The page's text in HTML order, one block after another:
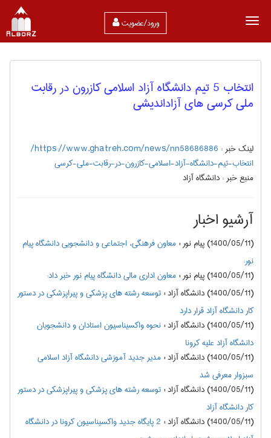
ورود/عضویت
انتخاب 5 تیم دانشگاه آزاد اسلامی کازرون در رقابت
ملی کرسی های آزاداندیشی
لینک خبر :
https://www.ghatreh.com/news/nn58686886/
انتخاب-تیم-دانشگاه-آزاد-اسلامی-کازرون-در-رقابت-ملی-کرسی
منبع خبر :دانشگاه آزاد
آرشیو اخبار
(1400/05/11) پیام نور :معاون فرهنگی، اجتماعی و دانشجویی دانشگاه پیام
نور:
(1400/05/11) پیام نور
:معاون اداری مالی دانشگاه پیام نور خبر داد:
(1400/05/11) دانشگاه آزاد
:توسعه رشته های پزشکی و پیراپزشکی در دستور
کار دانشگاه آزاد قرار دارد
(1400/05/11) دانشگاه آزاد
:نحوه واکسیناسیون استادان و دانشجویان
دانشگاه آزاد علیه کرونا
(1400/05/11) دانشگاه آزاد
:مدیر جدید آموزشی دانشگاه آزاد اسلامی
سبزوار معرفی شد
(1400/05/11) دانشگاه آزاد
:توسعه رشته های پزشکی و پیراپزشکی در دستور
کار دانشگاه آزاد
(1400/05/11) دانشگاه آزاد
:
2 پایگاه جدید واکسیناسیون کرونا در دانشگاه